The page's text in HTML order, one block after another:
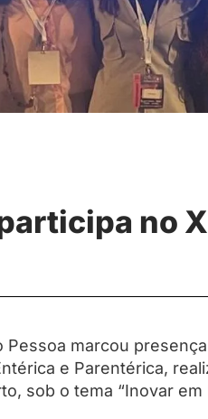
no
marcou
e Parentérica,
sob o tema “Inovar em